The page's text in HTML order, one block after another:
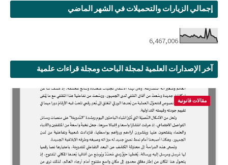
إجمالي الزيارات والتحميلات في الشهر الماضي
6,467,006
آخر الإصدارات العلمية لمجلة الباحث ومجلة قراءات علمية
مقالات قانونية